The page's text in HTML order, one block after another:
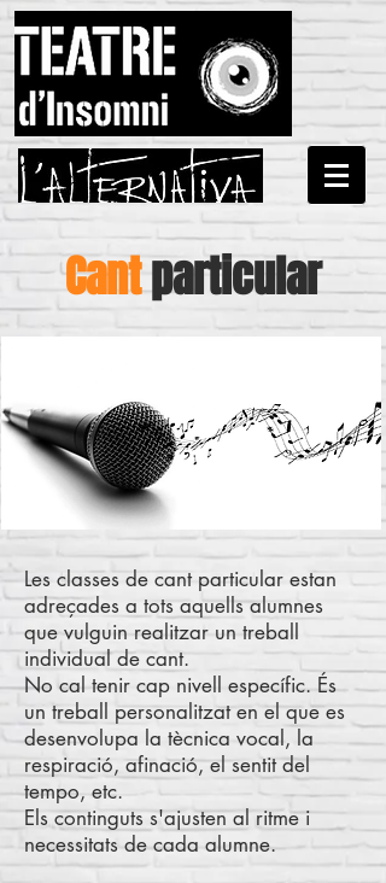
Cantparticular
Les classes de cant particular estan
adreçades a tots aquells alumnes
que vulguin realitzar un treball
individual de cant.
No cal tenir cap nivell específic. És
un treball personalitzat en el que es
desenvolupa la tècnica vocal, la
respiració, afinació, el sentit del
tempo, etc.
Els continguts s'ajusten al ritme i
necessitats de cada alumne.